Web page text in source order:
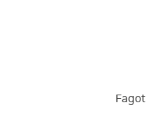
Fagot